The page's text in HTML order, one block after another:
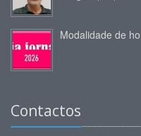
Modalidade de
Contactos